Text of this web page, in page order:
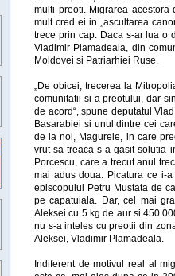
multi preoti. Migrarea
mult cred ei in „ascultarea
trece prin cap. Daca s-ar lua o
Vladimir Plamadeala, din
Moldovei si Patriarhiei Ruse.
„De obicei, trecerea la
comunitatii si a preotului, dar
de acord“, spune deputatul
Basarabiei si unul dintre cei
de la noi, Magurele, in care
vrut sa treaca s-a gasit solutia
Porcescu, care a trecut anul
mai adus doua. Picatura ce i-
episcopului Petru Mustata de
pe capatuiala. Dar, cel mai
Aleksei cu 5 kg de aur si
nu s-a inteles cu preotii din
Aleksei, Vladimir Plamadeala.
Indiferent de motivul real al